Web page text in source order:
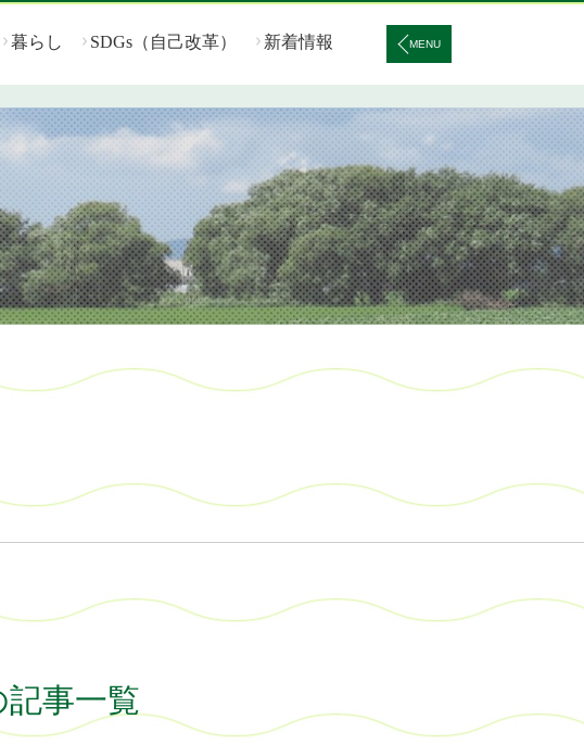
暮らし SDGs（自己改革） 新着情報 MENU
記事一覧